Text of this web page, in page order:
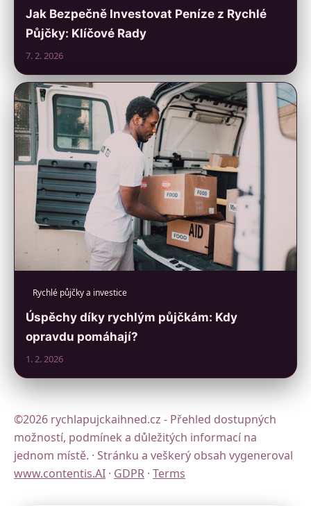
Jak Bezpečně Investovat Peníze z Rychlé
Půjčky: Klíčové Rady
7. 2. 2026
Rychlé půjčky a investice
Úspěchy díky rychlým půjčkám: Kdy
opravdu pomáhají?
1. 2. 2026
©2026 rychlapujckaihned.cz - Přehled dostupných
možností, podmínek a důležitých informací na
jednom místě. · Stránku a veškerý obsah vygeneroval
www.contentis.AI · GDPR · Terms